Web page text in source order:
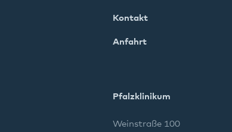
Kontakt
Anfahrt
Pfalzklinikum
Weinstraße 100